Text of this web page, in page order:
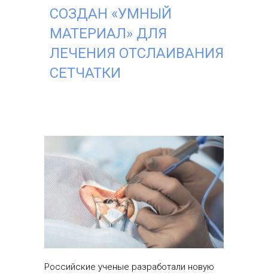
СОЗДАН «УМНЫЙ
МАТЕРИАЛ» ДЛЯ
ЛЕЧЕНИЯ ОТСЛАИВАНИЯ
СЕТЧАТКИ
Российские ученые разработали новую